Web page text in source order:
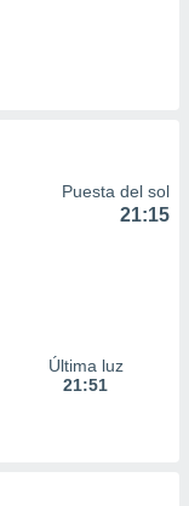
Puesta del sol
21:15
Última luz
21:51